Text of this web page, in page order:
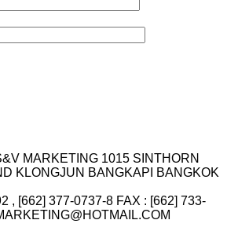
MARKETING 1015 SINTHORN
KLONGJUN BANGKAPI BANGKOK
, [662] 377-0737-8 FAX : [662] 733-